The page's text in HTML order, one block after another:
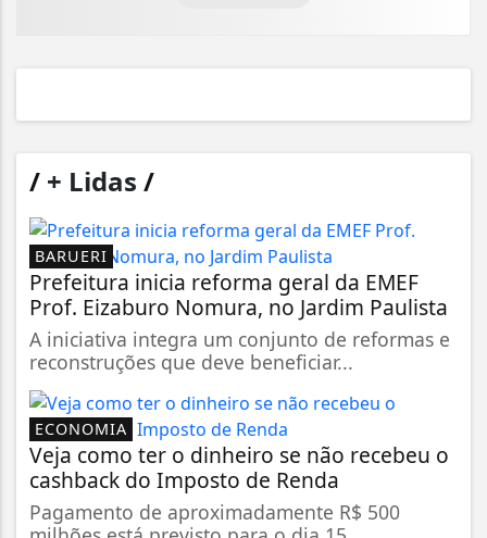
/ + Lidas /
BARUERI
Prefeitura inicia reforma geral da EMEF
Prof. Eizaburo Nomura, no Jardim Paulista
A iniciativa integra um conjunto de reformas e
reconstruções que deve beneficiar...
ECONOMIA
Veja como ter o dinheiro se não recebeu o
cashback do Imposto de Renda
Pagamento de aproximadamente R$ 500